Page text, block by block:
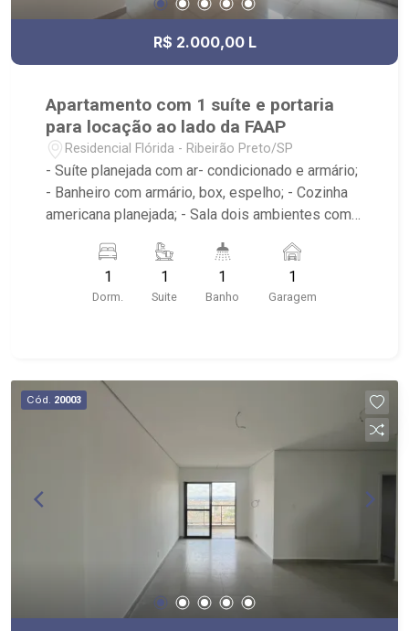
R$ 2.000,00 L
Apartamento com 1 suíte e portaria
para locação ao lado da FAAP
Residencial Flórida - Ribeirão Preto/SP
- Suíte planejada com ar- condicionado e armário;
- Banheiro com armário, box, espelho; - Cozinha
americana planejada; - Sala dois ambientes com
planejada; - Condomínio: portaria 24hrs, piscina,
academia, sauna, quadra squash, área de
churrasco, lavanderia; - Próximo a SBS Motors,
1
Dorm.
1
Suite
1
Banho
1
Garagem
Cód. 20003